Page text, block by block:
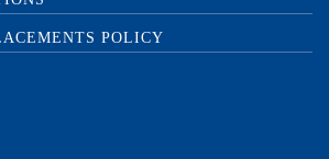
POLICY